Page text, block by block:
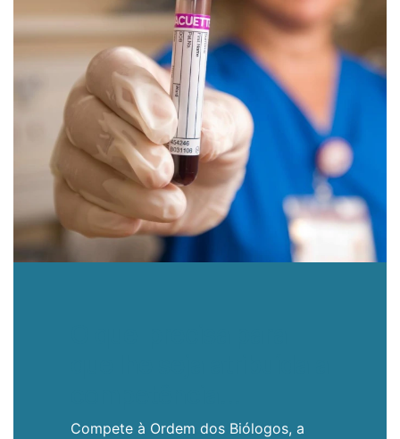
Compete à Ordem dos Biólogos, a